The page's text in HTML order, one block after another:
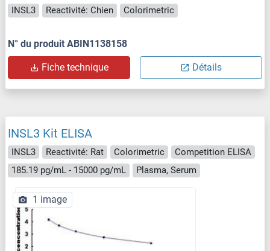
INSL3 Reactivité: Chien Colorimetric
N° du produit ABIN1138158
Fiche technique Détails
INSL3 Kit ELISA
INSL3 Reactivité: Rat Colorimetric
Competition ELISA
185.19 pg/mL - 15000 pg/mL
Plasma, Serum
1 image